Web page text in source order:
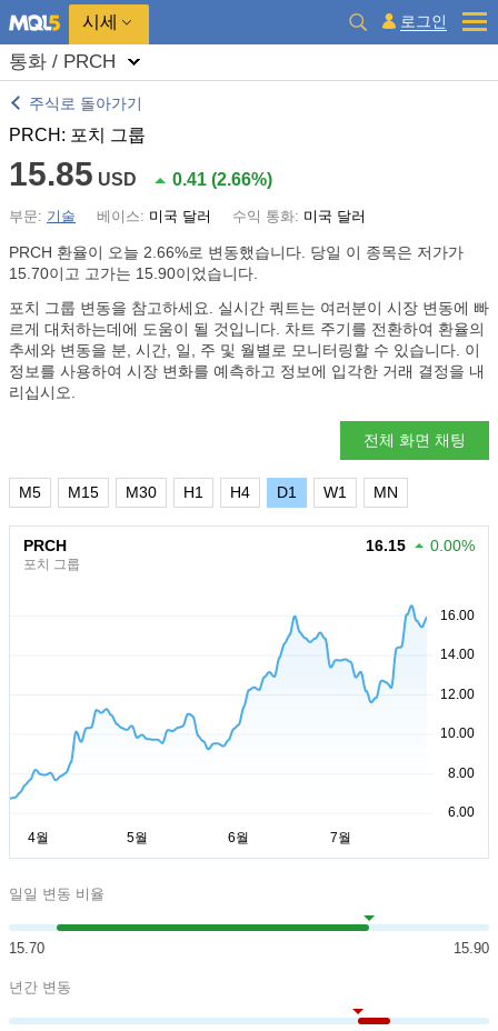
시세 로그인
통화 / PRCH
주식로 돌아가기
PRCH: 포치 그룹
15.85 USD 0.41 (2.66%)
부문: 기술 베이스: 미국 달러 수익 통화: 미국 달러
PRCH 환율이 오늘 2.66%로 변동했습니다. 당일 이 종목은 저가가
15.70이고 고가는 15.90이었습니다.
포치 그룹 변동을 참고하세요. 실시간 쿼트는 여러분이 시장 변동에 빠
르게 대처하는데에 도움이 될 것입니다. 차트 주기를 전환하여 환율의
추세와 변동을 분, 시간, 일, 주 및 월별로 모니터링할 수 있습니다. 이
정보를 사용하여 시장 변화를 예측하고 정보에 입각한 거래 결정을 내
리십시오.
전체 화면 채팅
M5 M15 M30 H1 H4 D1 W1 MN
PRCH
포치 그룹
16.15 0.00%
일일 변동 비율
15.70 15.90
년간 변동